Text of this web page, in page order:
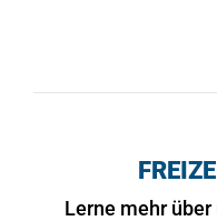
Lerne mehr